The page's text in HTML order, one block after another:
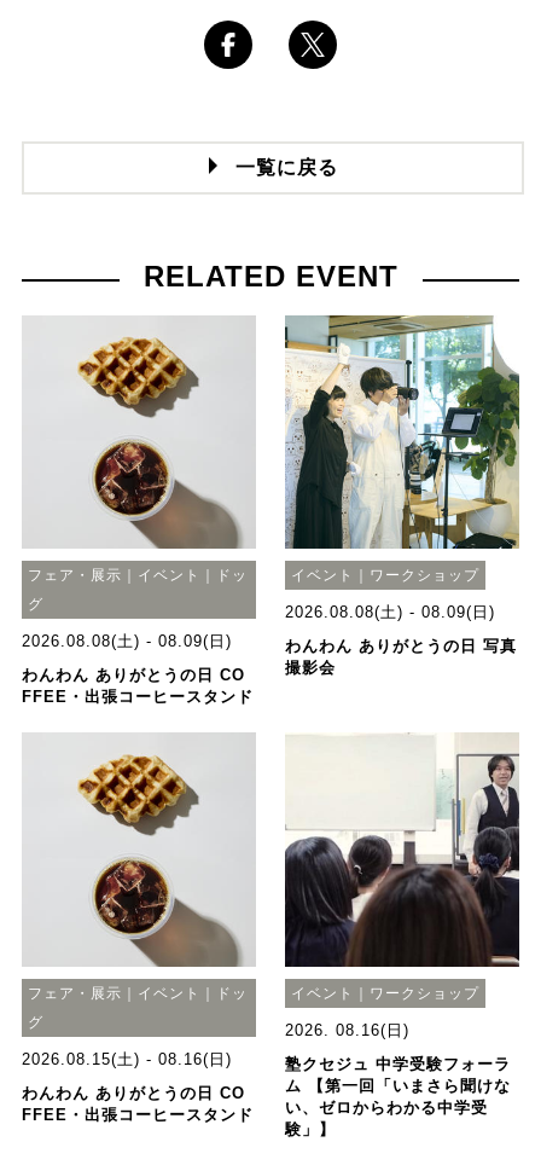
一覧に戻る
RELATED EVENT
フェア・展示｜イベント｜ドッ
グ
2026.08.08(土) - 08.09(日)
わんわん ありがとうの日 CO
FFEE・出張コーヒースタンド
イベント｜ワークショップ
2026.08.08(土) - 08.09(日)
わんわん ありがとうの日 写真
撮影会
フェア・展示｜イベント｜ドッ
グ
2026.08.15(土) - 08.16(日)
わんわん ありがとうの日 CO
FFEE・出張コーヒースタンド
イベント｜ワークショップ
2026. 08.16(日)
塾クセジュ 中学受験フォーラ
ム 【第一回「いまさら聞けな
い、ゼロからわかる中学受
験」】